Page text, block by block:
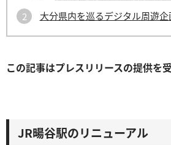
⼤分県内を巡るデジタル周遊企
この記事はプレスリリースの提供を
JR暘⾕駅のリニューアル